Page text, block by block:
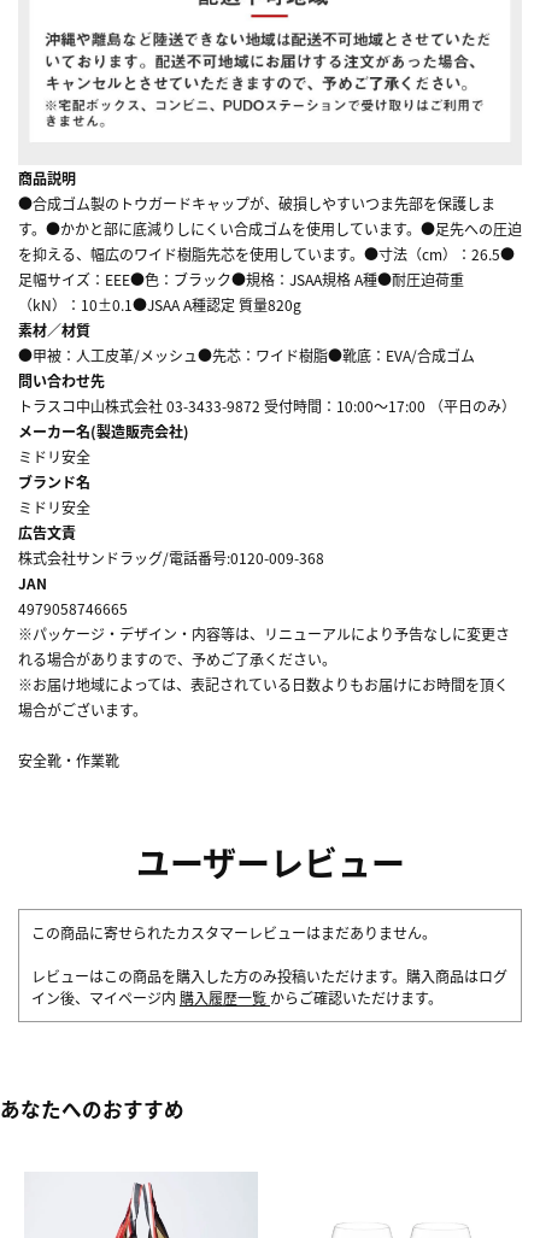
商品説明
●合成ゴム製のトウガードキャップが、破損しやすいつま先部を保護しま
す。●かかと部に底減りしにくい合成ゴムを使用しています。●足先への圧迫
を抑える、幅広のワイド樹脂先芯を使用しています。●寸法（cm）：26.5●
足幅サイズ：EEE●色：ブラック●規格：JSAA規格 A種●耐圧迫荷重
（kN）：10±0.1●JSAA A種認定 質量820g
素材／材質
●甲被：人工皮革/メッシュ●先芯：ワイド樹脂●靴底：EVA/合成ゴム
問い合わせ先
トラスコ中山株式会社 03-3433-9872 受付時間：10:00～17:00 （平日のみ）
メーカー名(製造販売会社)
ミドリ安全
ブランド名
ミドリ安全
広告文責
株式会社サンドラッグ/電話番号:0120-009-368
JAN
4979058746665
※パッケージ・デザイン・内容等は、リニューアルにより予告なしに変更さ
れる場合がありますので、予めご了承ください。
※お届け地域によっては、表記されている日数よりもお届けにお時間を頂く
場合がございます。
安全靴・作業靴
ユーザーレビュー
この商品に寄せられたカスタマーレビューはまだありません。
レビューはこの商品を購入した方のみ投稿いただけます。購入商品はログ
イン後、マイページ内 購入履歴一覧 からご確認いただけます。
あなたへのおすすめ